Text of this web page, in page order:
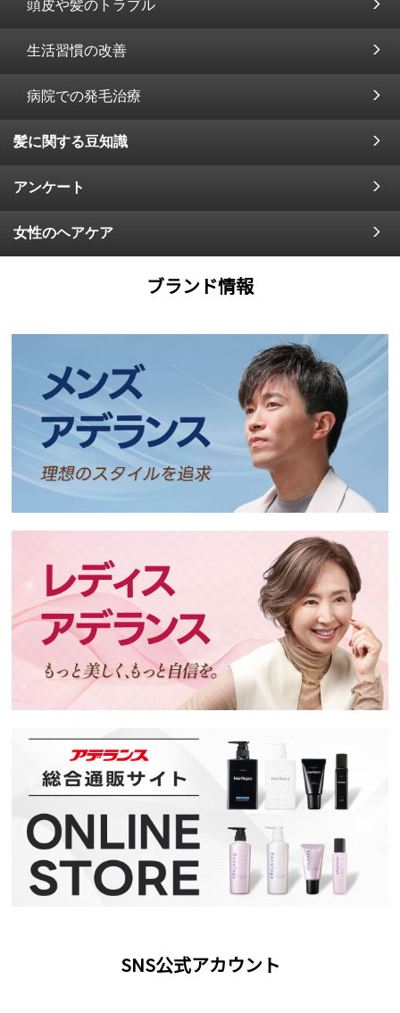
頭皮や髪のトラブル
生活習慣の改善
病院での発毛治療
髪に関する豆知識
アンケート
女性のヘアケア
ブランド情報
SNS公式アカウント